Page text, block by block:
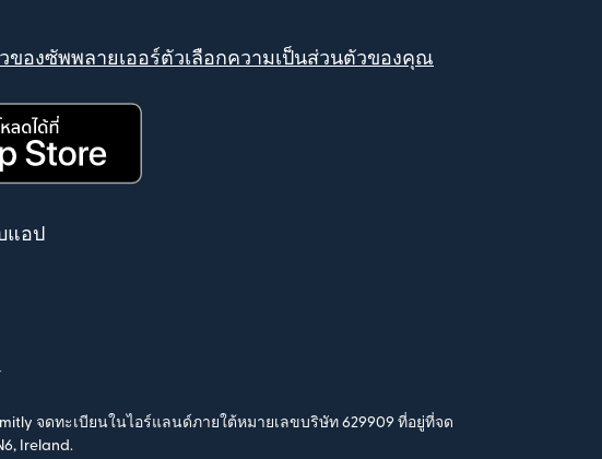
ของซัพพลายเออร์ตัวเลือกความเป็นส่วนตัวของคุณ
แอป
จดทะเบียนในไอร์แลนด์ภายใต้หมายเลขบริษัท 629909 ที่อยู่ที่จด
Ireland.